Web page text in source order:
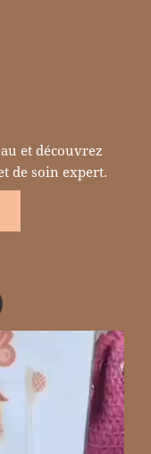
et découvrez
de soin expert.